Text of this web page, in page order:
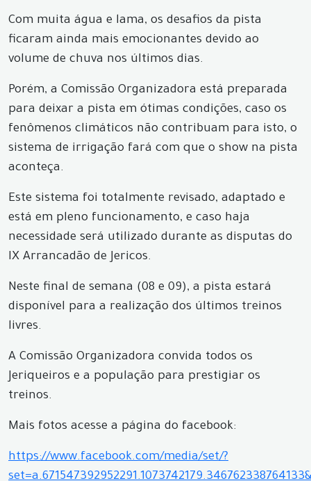
Com muita água e lama, os desafios da pista
ficaram ainda mais emocionantes devido ao
volume de chuva nos últimos dias.
Porém, a Comissão Organizadora está preparada
para deixar a pista em ótimas condições, caso os
fenômenos climáticos não contribuam para isto, o
sistema de irrigação fará com que o show na pista
aconteça.
Este sistema foi totalmente revisado, adaptado e
está em pleno funcionamento, e caso haja
necessidade será utilizado durante as disputas do
IX Arrancadão de Jericos.
Neste final de semana (08 e 09), a pista estará
disponível para a realização dos últimos treinos
livres.
A Comissão Organizadora convida todos os
Jeriqueiros e a população para prestigiar os
treinos.
Mais fotos acesse a página do facebook:
https://www.facebook.com/media/set/?